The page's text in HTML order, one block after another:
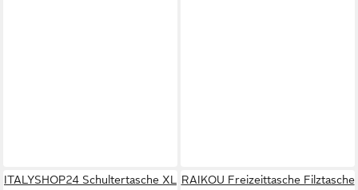
ITALYSHOP24 Schultertasche XL
RAIKOU Freizeittasche Filztasche